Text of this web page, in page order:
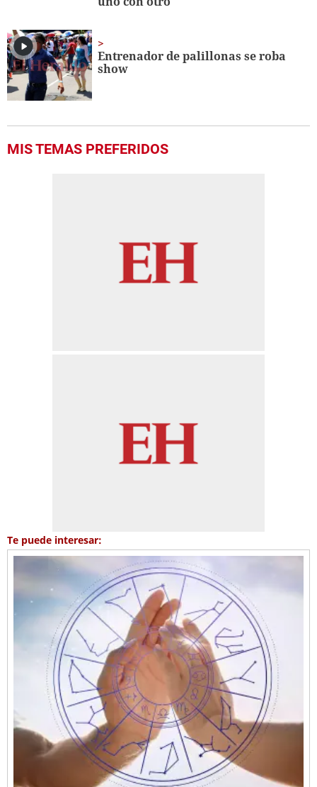
Entrenador de palillonas se roba
show
MIS TEMAS PREFERIDOS
Te puede interesar: